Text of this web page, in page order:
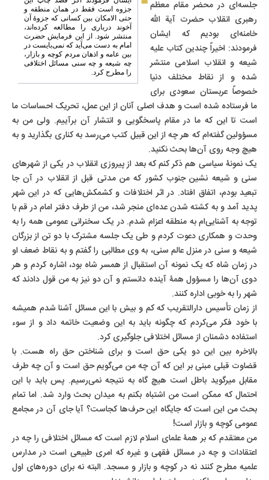
جزوه است فقط در همان منطقه و
حتی الامکان بین کسانی که جزوۀ آن
آخوند درباری را مطالعه کرده‌اند،
منتشر شود. از این فرمایش حضرت
امام به دست می‌آید که نمی‌بایست در
بین عامه و اذهان مردم کوچه و بازار،
چه شیعه و چه سنی مسائل اختلافی
را مطرح کرد.
جلسه‌ای در محضر مقام معظم
رهبری انقلاب حضرت آیة الله
خامنه‌ای بودیم که ایشان
فرمودند: اخیراً چندین کتاب علیه
شیعه و انقلاب اسلامی منتشر
شده و از نقاط مختلف دنیا
خصوصاً عربستان سعودی برای
ما فرستاده شده است و هدف اصلی آنان از این عمل، تحریک احساسات ما
است تا این که ما در مقام پاسخگویی و انتشار آن برآییم. ولی من به
مسؤولین گفته‌ام که هر چه از این قبیل کتب می‌رسد به کناری بگذارید و به
هیچ وجه روی آن‌ها بحث نکنید.
یک نمونۀ سیاسی هم ذکر کنم که بعد از پیروزی انقلاب در یکی از شهرهای
سنی و شیعه نشین جنوب کشور که من مدتی قبل از انقلاب در آن جا
تبعید بودم، اتفاق افتاد. در اثر اختلافات و کشمکش‌هایی که در این شهر
پدید آمد و به کشته شدن عده‌ای منجر شد، من از طرف دفتر امام در قم با
توجه به آشنایی‌ام به منطقه اعزام شدم. در یک سخنرانی عمومی همه را به
وحدت و همکاری دعوت کردم و طی یک جلسه مشترک با دو تن از بزرگان
شیعه و سنی در منزل عالم سنی، به وی مطالبی را گفتم و به نقاط ضعف او
در زمان شاه که یک نمونه آن استقبال از همسر شاه بود، اشاره کردم و هر
دوی آن‌ها را مسؤول همۀ آینده دانستم و آن دو نیز به من قول دادند که
شهر را به خوبی اداره کنند.
از زمان تأسیس دارالتقریب که کم و بیش با این مسائل آشنا شدم همیشه
با خود فکر می‌کردم که چگونه باید به این وضعیت خاتمه داد و از سوء
استفاده دشمنان از مسائل اختلافی جلوگیری کرد.
بالاخره بین این دو یکی حق است و برای شناختن حق راه هست. با
قضاوت قبلی مبنی بر این که آن چه من می‌گویم حق است و آن چه طرف
مقابل میرگوید باطل است هیچ گاه به نتیجه نمی‌رسیم. پس باید با این
احتمال که ممکن است من اشتباه بکنم به میدان بحث وارد شد. اما تمام
بحث من این است که جایگاه این حرف‌ها کجاست؟ آیا جای آن در مجامع
عمومی کوچه و بازار است!
من معتقدم که بر همۀ علمای اسلام لازم است که مسائل اختلافی را چه در
اعتقادات و چه در مسائل فقهی و غیره که امری طبیعی است در مدارس
علمیه مطرح کنند نه در کوچه و بازار و مسجد. البته نه برای دوره‌های اول